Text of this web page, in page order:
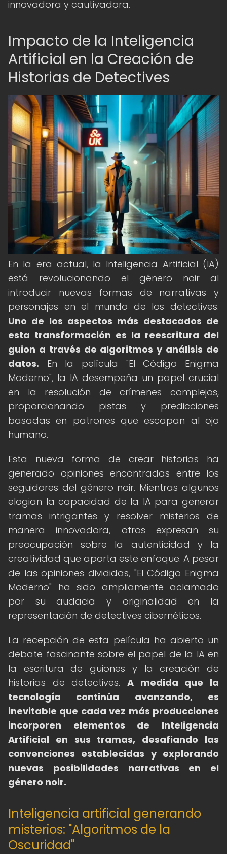
innovadora y cautivadora.
Impacto de la Inteligencia
Artificial en la Creación de
Historias de Detectives
En la era actual, la Inteligencia Artificial (IA)
está revolucionando el género noir al
introducir nuevas formas de narrativas y
personajes en el mundo de los detectives.
Uno de los aspectos más destacados de
esta transformación es la reescritura del
guion a través de algoritmos y análisis de
datos. En la película "El Código Enigma
Moderno", la IA desempeña un papel crucial
en la resolución de crímenes complejos,
proporcionando pistas y predicciones
basadas en patrones que escapan al ojo
humano.
Esta nueva forma de crear historias ha
generado opiniones encontradas entre los
seguidores del género noir. Mientras algunos
elogian la capacidad de la IA para generar
tramas intrigantes y resolver misterios de
manera innovadora, otros expresan su
preocupación sobre la autenticidad y la
creatividad que aporta este enfoque. A pesar
de las opiniones divididas, "El Código Enigma
Moderno" ha sido ampliamente aclamado
por su audacia y originalidad en la
representación de detectives cibernéticos.
La recepción de esta película ha abierto un
debate fascinante sobre el papel de la IA en
la escritura de guiones y la creación de
historias de detectives. A medida que la
tecnología continúa avanzando, es
inevitable que cada vez más producciones
incorporen elementos de Inteligencia
Artificial en sus tramas, desafiando las
convenciones establecidas y explorando
nuevas posibilidades narrativas en el
género noir.
Inteligencia artificial generando
misterios: "Algoritmos de la
Oscuridad"